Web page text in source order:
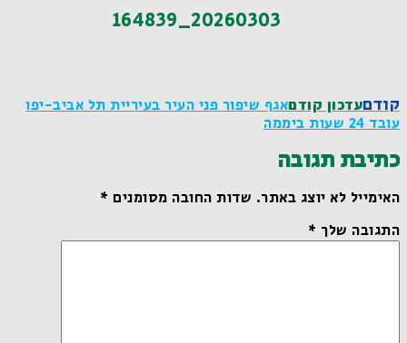
20260303_164839
קודםעדכון קודםאגף שיפור פני העיר בעיריית תל אביב-יפו
עובד 24 שעות ביממה
כתיבת תגובה
האימייל לא יוצג באתר.שדות החובה מסומנים*
התגובה שלך*